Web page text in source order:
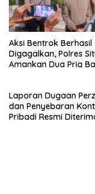
Aksi Bentrok Berhasil
Digagalkan, Polres
Amankan Dua Pria
Laporan Dugaan
dan Penyebaran
Pribadi Resmi